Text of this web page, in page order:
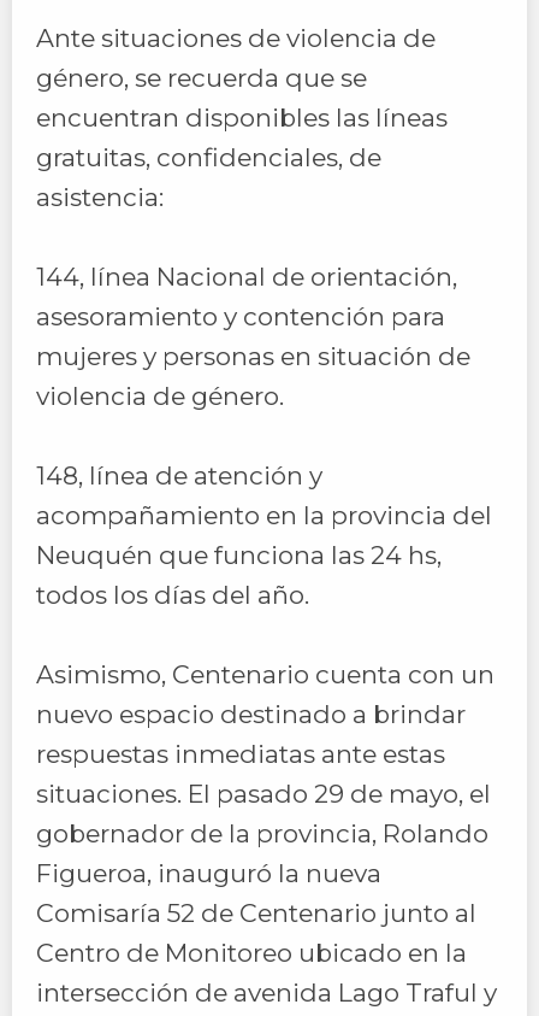
Ante situaciones de violencia de
género, se recuerda que se
encuentran disponibles las líneas
gratuitas, confidenciales, de
asistencia:
144, línea Nacional de orientación,
asesoramiento y contención para
mujeres y personas en situación de
violencia de género.
148, línea de atención y
acompañamiento en la provincia del
Neuquén que funciona las 24 hs,
todos los días del año.
Asimismo, Centenario cuenta con un
nuevo espacio destinado a brindar
respuestas inmediatas ante estas
situaciones. El pasado 29 de mayo, el
gobernador de la provincia, Rolando
Figueroa, inauguró la nueva
Comisaría 52 de Centenario junto al
Centro de Monitoreo ubicado en la
intersección de avenida Lago Traful y